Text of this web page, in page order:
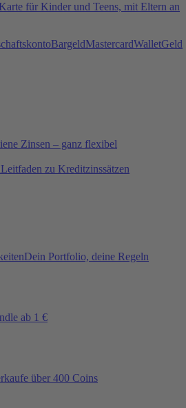
Karte für Kinder und Teens, mit Eltern an
BargeldMastercardWalletGeld
Zinsen – ganz flexibel
Leitfaden zu Kreditzinssätzen
Dein Portfolio, deine Regeln
ab 1 €
über 400 Coins